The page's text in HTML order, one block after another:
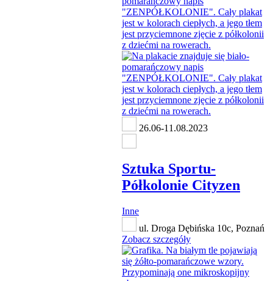
26.06-11.08.2023
Sztuka Sportu-
Półkolonie Cityzen
Inne
ul. Droga Dębińska 10c, Poznań
Zobacz szczegóły